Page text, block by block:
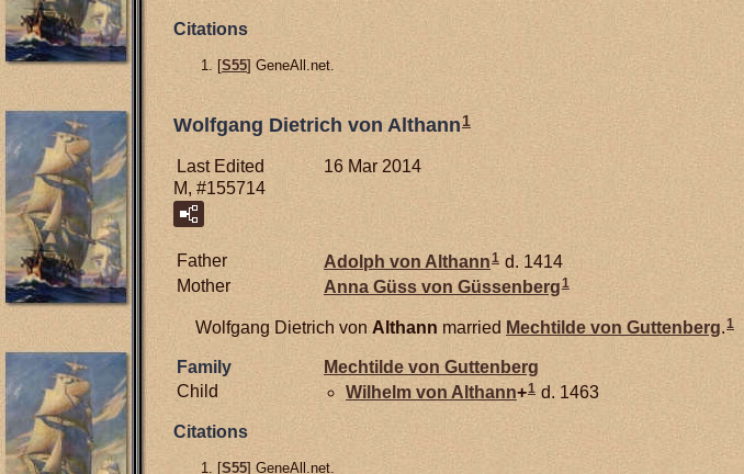
Citations
[S55] GeneAll.net.
Wolfgang Dietrich von Althann 1
Last Edited
16 Mar 2014
M, #155714
Father Adolph von Althann1 d. 1414
Mother
Anna Güss von Güssenberg1
Wolfgang Dietrich von Althann married Mechtilde von Guttenberg.1
Family Mechtilde von Guttenberg
Child
Wilhelm von Althann+1 d. 1463
Citations
[S55] GeneAll.net.